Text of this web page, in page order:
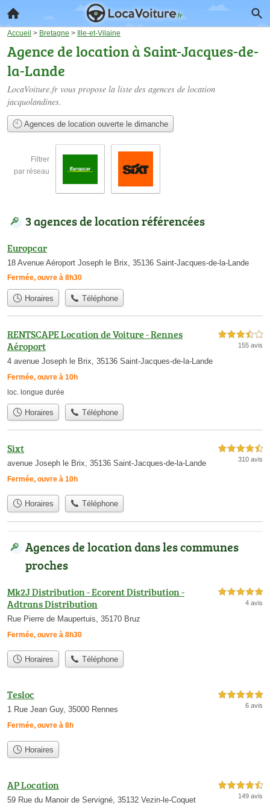
Accueil > Bretagne > Ille-et-Vilaine
Agence de location à Saint-Jacques-de-
la-Lande
LocaVoiture.fr vous propose la liste des agences de location
jacquolandines.
Agences de location ouverte le dimanche
Filtrer
par réseau
3 agences de location référencées
Europcar
18 Avenue Aéroport Joseph le Brix, 35136 Saint-Jacques-de-la-Lande
Fermée, ouvre à 8h30
Horaires Téléphone
RENTSCAPE Location de Voiture - Rennes
Aéroport
4 avenue Joseph le Brix, 35136 Saint-Jacques-de-la-Lande
Fermée, ouvre à 10h
3,5 étoiles sur 5
155 avis
loc. longue durée
Horaires Téléphone
Sixt
avenue Joseph le Brix, 35136 Saint-Jacques-de-la-Lande
Fermée, ouvre à 10h
4,5 étoiles sur 5
310 avis
Horaires Téléphone
Agences de location dans les communes
proches
Mk2J Distribution - Ecorent Distribution -
Adtrans Distribution
Rue Pierre de Maupertuis, 35170 Bruz
Fermée, ouvre à 8h30
5,0 étoiles sur 5
4 avis
Horaires Téléphone
Tesloc
1 Rue Jean Guy, 35000 Rennes
Fermée, ouvre à 8h
5,0 étoiles sur 5
6 avis
Horaires
AP Location
59 Rue du Manoir de Servigné, 35132 Vezin-le-Coquet
4,5 étoiles sur 5
149 avis